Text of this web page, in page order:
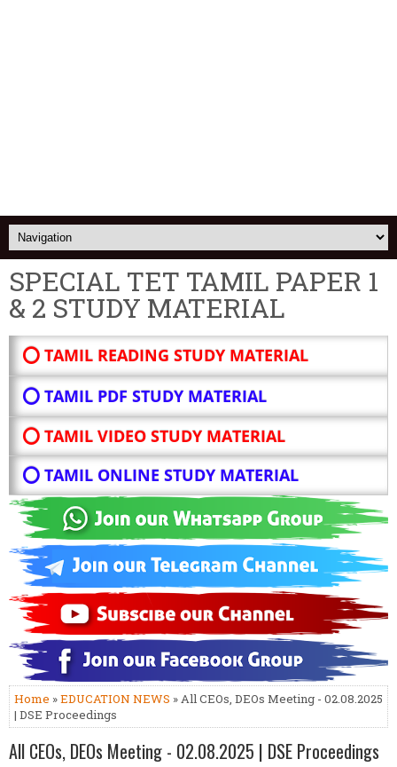
SPECIAL TET TAMIL PAPER 1
& 2 STUDY MATERIAL
⭕ TAMIL READING STUDY MATERIAL
⭕ TAMIL PDF STUDY MATERIAL
⭕ TAMIL VIDEO STUDY MATERIAL
⭕ TAMIL ONLINE STUDY MATERIAL
Home »EDUCATION NEWS » All CEOs, DEOs Meeting - 02.08.2025
| DSE Proceedings
All CEOs, DEOs Meeting - 02.08.2025 | DSE Proceedings